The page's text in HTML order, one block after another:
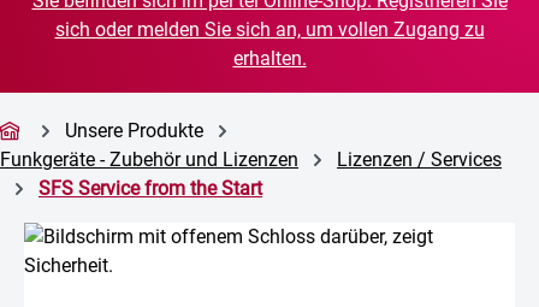
sich oder melden Sie sich an, um vollen Zugang zu
erhalten.
Unsere Produkte
Funkgeräte - Zubehör und Lizenzen
Lizenzen / Services
SFS Service from the Start
Bildergalerie überspringen